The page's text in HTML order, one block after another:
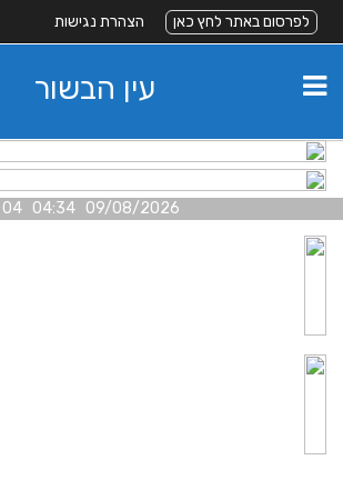
לפרסום באתר לחץ כאן הצהרת נגישות
עין הבשור
09/08/2026 04:34 04